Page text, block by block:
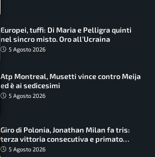
Europei, tuffi: Di Maria e Pelligra quinti
nel sincro misto. Oro all’Ucraina
5 Agosto 2026
Atp Montreal, Musetti vince contro Meija
ed è ai sedicesimi
5 Agosto 2026
Giro di Polonia, Jonathan Milan fa tris:
terza vittoria consecutiva e primato
rafforzato
5 Agosto 2026